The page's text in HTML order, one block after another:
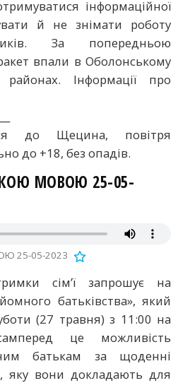
інформаційної
й не знімати роботу
За попередньою
впали в Оболонському
Інформації про
до Щецина, повітря
до +18, без опадів.
МОВОЮ 25-05-
25-05-2023
сім’ї запрошує на
батьківства», який
(27 травня) з 11:00 на
це можливість
батькам за щоденні
яку вони докладають для